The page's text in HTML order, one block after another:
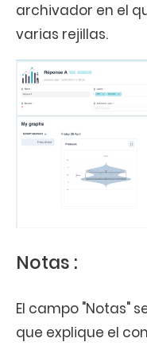
archivador en el
varias rejillas.
Notas :
El campo "Notas"
que explique el